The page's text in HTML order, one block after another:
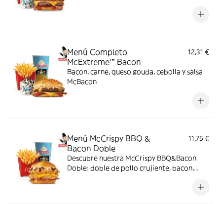
doble de cheddar, lechuga fresca y tiras de
Menú Completo
McExtreme™ Bacon
12,31 €
Bacon, carne, queso gouda, cebolla y salsa
McBacon
Menú McCrispy BBQ &
Bacon Doble
11,75 €
Descubre nuestra McCrispy BBQ&Bacon
Doble: doble de pollo crujiente, bacon,